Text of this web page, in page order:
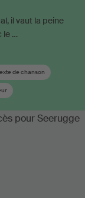
il vaut la peine
le …
de chanson